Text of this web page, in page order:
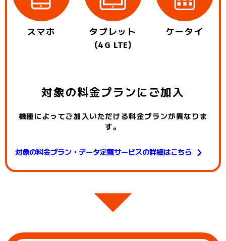
スマホ
タブレット
(4G LTE)
ケータイ
対象の料金プランにご加入
機種によってご加入いただける料金プランが異なりま
す。
対象の料金プラン・データ定額サービスの詳細はこちら